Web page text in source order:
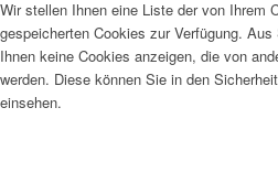
Wir stellen Ihnen eine Liste der von Ihrem
gespeicherten Cookies zur Verfügung.
Ihnen keine Cookies anzeigen, die von
werden. Diese können Sie in den
einsehen.